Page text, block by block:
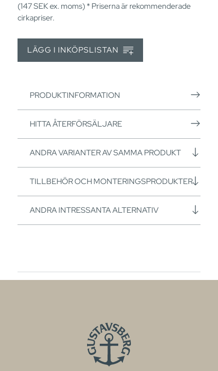
(147SEKex. moms) * Priserna är rekommenderade
cirkapriser.
LÄGG I INKÖPSLISTAN
PRODUKTINFORMATION
HITTA ÅTERFÖRSÄLJARE
ANDRA VARIANTER AV SAMMA PRODUKT
TILLBEHÖR OCH MONTERINGSPRODUKTER
ANDRA INTRESSANTA ALTERNATIV